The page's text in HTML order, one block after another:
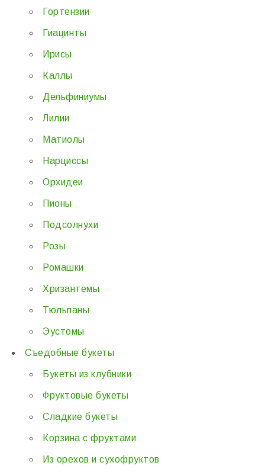
Гортензии
Гиацинты
Ирисы
Каллы
Дельфиниумы
Лилии
Матиолы
Нарциссы
Орхидеи
Пионы
Подсолнухи
Розы
Ромашки
Хризантемы
Тюльпаны
Эустомы
Съедобные букеты
Букеты из клубники
Фруктовые букеты
Сладкие букеты
Корзина с фруктами
Из орехов и сухофруктов